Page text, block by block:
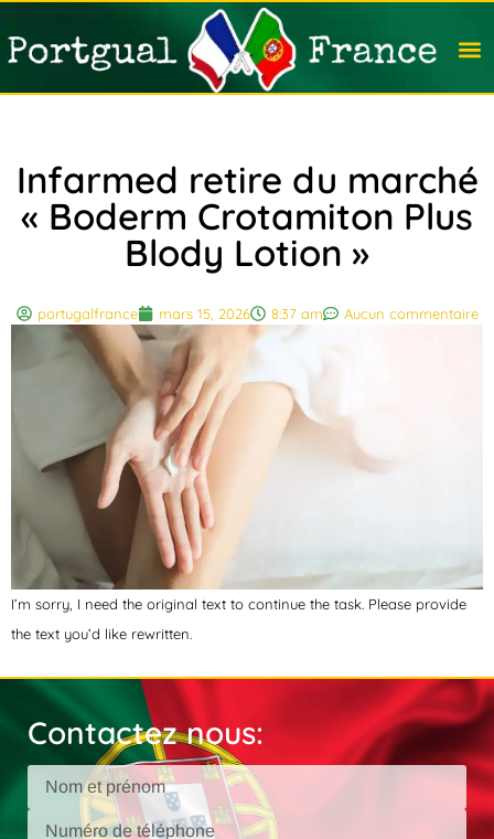
Infarmed retire du marché
« Boderm Crotamiton Plus
Blody Lotion »
portugalfrance mars 15, 2026 8:37 am Aucun commentaire
I’m sorry, I need the original text to continue the task. Please provide
the text you’d like rewritten.
Contactez nous: